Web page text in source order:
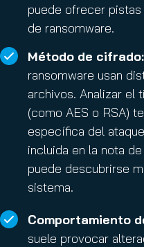
puede ofrecer
de ransomware.
Método de cifrado:
ransomware usan
archivos. Analizar el
(como AES o RSA)
específica del
incluida en la nota
puede descubrirse
sistema.
Comportamiento
suele provocar